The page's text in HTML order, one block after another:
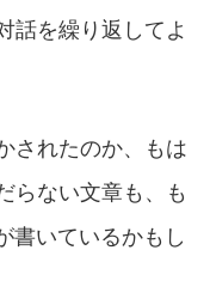
話を繰り返してよ
されたのか、もは
らない文章も、も
書いているかもし